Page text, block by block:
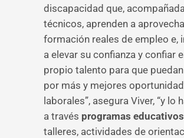
discapacidad que,
técnicos, aprenden a
formación reales de empleo e,
a elevar su confianza y confiar
propio talento para que
por más y mejores
laborales”, asegura Viver, “y lo
a través programas educativos
talleres, actividades de